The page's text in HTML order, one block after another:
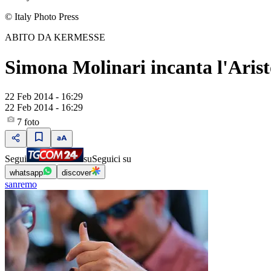
© Italy Photo Press
ABITO DA KERMESSE
Simona Molinari incanta
22 Feb 2014 - 16:29
22 Feb 2014 - 16:29
7 foto
Segui suSeguici su
whatsapp discover
sanremo